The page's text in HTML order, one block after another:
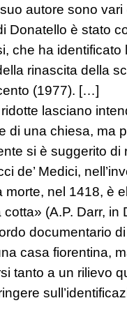
autore sono vari
Donatello è stato
che ha
rinascita della
(1977). […]
lasciano
di una chiesa, ma
si è suggerito di
de’ Medici,
morte, nel 1418, è
cotta» (A.P. Darr,
documentario
casa fiorentina,
tanto a un rilievo